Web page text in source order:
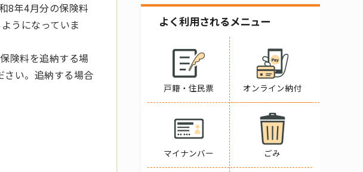
8年4月分の保険料
うになっていま
険料を追納する場
さい。追納する場合
よく利用されるメニュー
戸籍・住民票 オンライン納付
マイナンバー ごみ